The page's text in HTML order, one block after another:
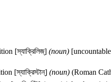
[স্যাক্রিলিজ্‌] (noun)
[স্যাক্রিস্টান্] (noun) (Roman